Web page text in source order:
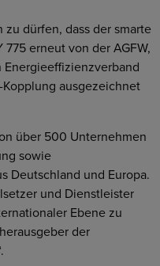
dürfen, dass der smarte
erneut von der AGFW,
Kopplung ausgezeichnet
über 500 Unternehmen
sowie
Deutschland und Europa.
und Dienstleister
Ebene zu
der